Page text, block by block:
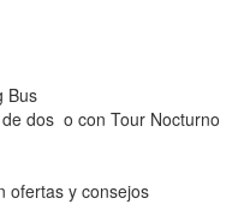
Bus
dos o con Tour Nocturno
ofertas y consejos